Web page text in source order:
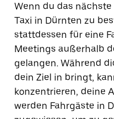
Wenn du das
Taxi in Dürnten zu
stattdessen für eine
Meetings außerhalb
gelangen. Während
dein Ziel in bringt,
konzentrieren, deine
werden Fahrgäste in